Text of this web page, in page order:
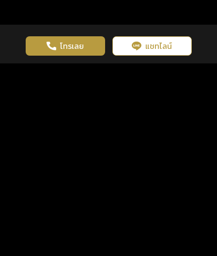
โทรเลย แชทไลน์
เว็บไซต์นี้มีการใช้งานคุกกี้ เพื่อเพิ่มประสิทธิภาพและประสบการณ์ที่ดี
ในการใช้งานเว็บไซต์ นโยบายความเป็นส่วนตัว
รู้ก่อน พร้อมกว่า ทุกจังหวะชีวิต คลิกดูดวงฟรี